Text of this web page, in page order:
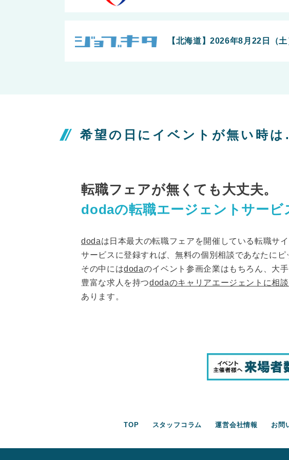
【北海道】2026年8月22日（
希望の日にイベントが無い時
転職フェアが無くても大丈夫。
dodaの転職エージェントサービ
dodaは日本最大の転職フェアを開催している転職サイ
サービスに登録すれば、無料の個別相談であなたにピ
その中にはdodaのイベント参画企業はもちろん、大
豊富な求人を持つdodaのキャリアエージェントに相
あります。
TOP スタッフコラム 運営会社情報 お問